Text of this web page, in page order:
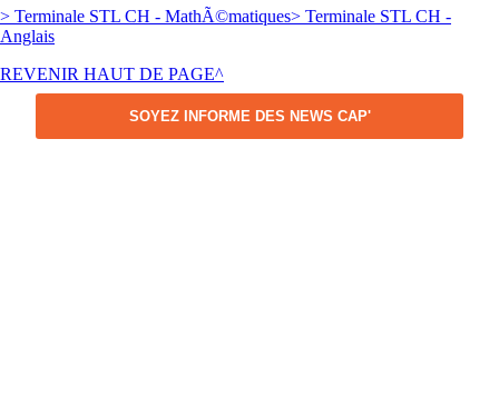
> Terminale STL CH - MathÃ©matiques> Terminale STL CH -
Anglais
REVENIR HAUT DE PAGE^
SOYEZ INFORME DES NEWS CAP'